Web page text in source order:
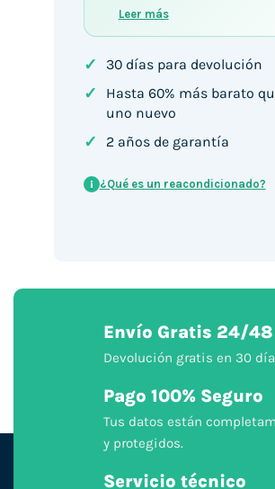
Leer más
✓ 30 días para devolución
✓
Hasta 60% más barato
uno nuevo
✓ 2 años de garantía
i ¿Qué es un reacondicionado?
Envío Gratis 24/
Devolución gratis en 30
Pago 100% Seguro
Tus datos están
y protegidos.
Servicio técnico